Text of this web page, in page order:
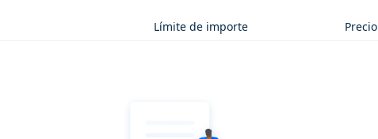
Límite de importe Precio